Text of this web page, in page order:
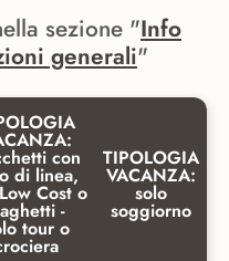
sezione "Info
generali"
con
di linea,
Cost o
-
tour o
TIPOLOGIA
VACANZA:
solo
soggiorno